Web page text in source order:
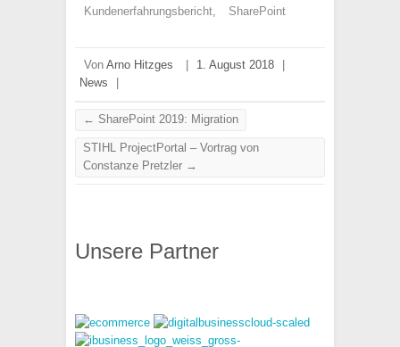
Kundenerfahrungsbericht, SharePoint
Von Arno Hitzges 1. August 2018
News
← SharePoint 2019: Migration
STIHL ProjectPortal – Vortrag von
Constanze Pretzler →
Unsere Partner